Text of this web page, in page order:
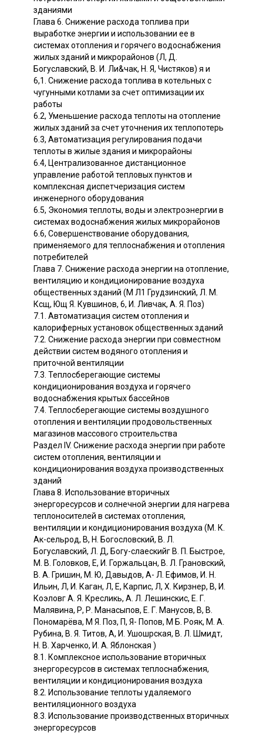
зданиями
Глава 6. Снижение расхода топлива при
выработке энергии и использовании ее в
системах отопления и горячего водоснабжения
жилых зданий и микрорайонов (Л, Д.
Богуславский, В. И. Ли&чак, Н. Я, Чистяков) я и
6,1. Снижение расхода топлива в котельных с
чугунными котлами за счет оптимизации их
работы
6.2, Уменьшение расхода теплоты на отопление
жилых зданий за счет уточнения их теплопотерь
6.3, Автоматизация регулирования подачи
теплоты в жилые здания и микрорайоны
6.4, Централизованное дистанционное
управление работой тепловых пунктов и
комплексная диспетчеризация систем
инженерного оборудования
6.5, Экономия теплоты, воды и электроэнергии в
системах водоснабжения жилых микрорайонов
6.6, Совершенствование оборудования,
применяемого для теплоснабжения и отопления
потребителей
Глава 7. Снижение расхода энергии на отопление,
вентиляцию и кондиционирование воздуха
общественных зданий (М Л1 Грудзинский, Л. М.
Ксщ, Ющ Я. Кувшинов, 6, И. Ливчак, A. Я. Поз)
7.1. Автоматизация систем отопления и
калориферных установок общественных зданий
7.2. Снижение расхода энергии при совместном
действии систем водяного отопления и
приточной вентиляции
7.3. Теплосберегающие системы
кондиционирования воздуха и горячего
водоснабжения крытых бассейнов
7.4. Теплосберегающие системы воздушного
отопления и вентиляции продовольственных
магазинов массового строительства
Раздел IV. Снижение расхода энергии при работе
систем отопления, вентиляции и
кондиционирования воздуха производственных
зданий
Глава 8. Использование вторичных
энергоресурсов и солнечной энергии для нагрева
теплоносителей в системах отопления,
вентиляции и кондиционирования воздуха (М. К.
Ак-сельрод, В, Н. Богословский, В. Л.
Богуславский, Л. Д, Богу-слаескийг В. П. Быстрое,
М. В. Головков, Е, И. Горжальцан, В. Л. Грановский,
В. А. Гришин, М. Ю, Давыдов, А- Л. Ефимов, И. Н.
Ильин, Л, И. Каган, Л, Е, Карпис, Л, X. Кирзнер, В, И.
Коэловг А. Я. Кресликь, А. Л. Лешинскис, Е. Г.
Малявина, Р, Р. Манасыпов, Е. Г. Манусов, В, В.
Пономарёва, М Я. Поз, П, Я- Попов, М Б. Рояк, М. А.
Рубина, В. Я. Титов, А, И. Ушошрская, В. Л. Шмидт,
Н. В. Харченко, И. А. Яблонская )
8.1. Комплексное использование вторичных
знергоресурсов в системах теплоснабжения,
вентиляции и кондиционирования воздуха
8.2. Использование теплоты удаляемого
вентиляционного воздуха
8.3. Использование производственных вторичных
энергоресурсов